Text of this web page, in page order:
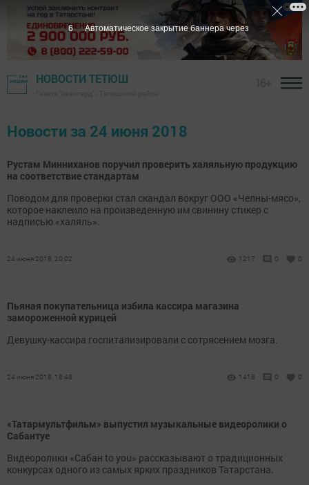
НОВОСТИ ТЕТЮШ
Новости за 24 июня 2018
Рустам Минниханов поручил проверить халяльную продукцию
на соответствие стандартам
Поводом для проверки стал скандал вокруг ООО «Челны-мясо»,
которое наклеило на произведенную им свинину стикер с
надписью «халяль».
24 июня 2018, 20:02 1217 0 0
Пьяная покупательница избила кассира магазина
замороженной курицей
Девушку-кассира госпитализировали с сотрясением мозга.
24 июня 2018, 18:48 1418 0 0
«Татармультфильм» выпустил музыкальные видеоролики о
Сабантуе
Видеоролики «Сабан to you» рассказывают о традиционных
конкурсах одного из самых ярких праздников Татарстана.
5 Автоматическое закрытие баннера через